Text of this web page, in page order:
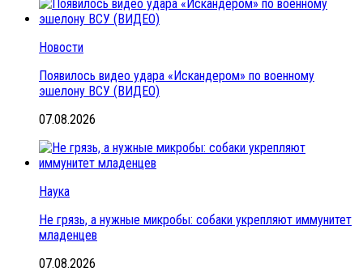
Новости
Появилось видео удара «Искандером» по военному
эшелону ВСУ (ВИДЕО)
07.08.2026
Наука
Не грязь, а нужные микробы: собаки укрепляют иммунитет
младенцев
07.08.2026